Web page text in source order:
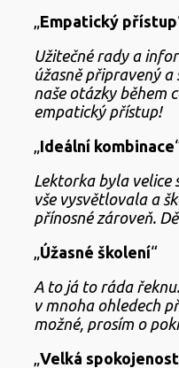
Empatický přístup
Užitečné rady a
úžasně připravený
naše otázky během
empatický přístup!
Ideální kombinace
Lektorka byla velice
vše vysvětlovala a
přínosné zároveň.
Úžasné školení“
A to já to ráda
v mnoha ohledech
možné, prosím o
Velká spokojenost